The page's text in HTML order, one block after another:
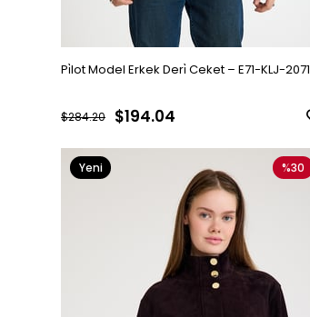
Pi̇lot Model Erkek Deri̇ Ceket – E71-KLJ-2071
$194.04
$284.20
%30
Yeni